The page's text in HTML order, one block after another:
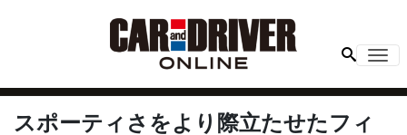
スポーティさをより際立たせたフィ